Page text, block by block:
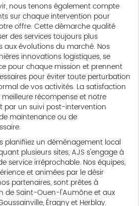
nous tenons également compte
sur chaque intervention pour
offre. Cette démarche qualité
des services toujours plus
évolutions du marché. Nos
innovations logistiques, se
pour chaque mission et prennent
pour éviter toute perturbation
de vos activités. La satisfaction
récompense et notre
par un suivi post-intervention
maintenance ou de
planifiiez un déménagement local
plusieurs sites, AJS s'engage à
service irréprochable. Nos équipes,
et animées par le désir
partenaires, sont prêtes à
de Saint-Ouen-l'Aumône et aux
Éragny et Herblay.